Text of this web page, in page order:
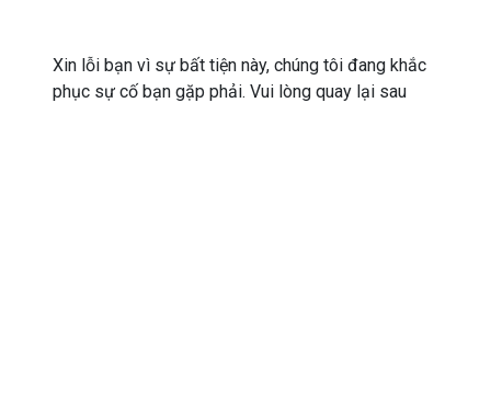
Xin lỗi bạn vì sự bất tiện này, chúng tôi đang khắc
phục sự cố bạn gặp phải. Vui lòng quay lại sau